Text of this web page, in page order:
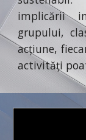
implicării
grupului,
acțiune,
activități